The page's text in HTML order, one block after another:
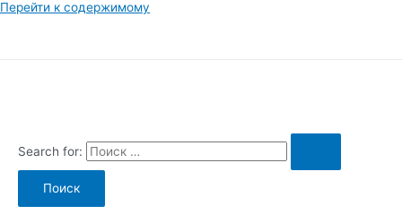
Перейти к содержимому
Search for: